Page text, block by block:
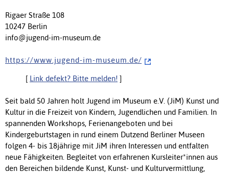
Rigaer Straße 108
10247 Berlin
info@jugend-im-museum.de
h t t p s : / / w w w . j u g e n d - i m - m u s e u m . d e /
[ Link defekt? Bitte melden! ]
Seit bald 50 Jahren holt Jugend im Museum e.V. (JiM) Kunst und
Kultur in die Freizeit von Kindern, Jugendlichen und Familien. In
spannenden Workshops, Ferienangeboten und bei
Kindergeburtstagen in rund einem Dutzend Berliner Museen
folgen 4- bis 18jährige mit JiM ihren Interessen und entfalten
neue Fähigkeiten. Begleitet von erfahrenen Kursleiter*innen aus
den Bereichen bildende Kunst, Kunst- und Kulturvermittlung,